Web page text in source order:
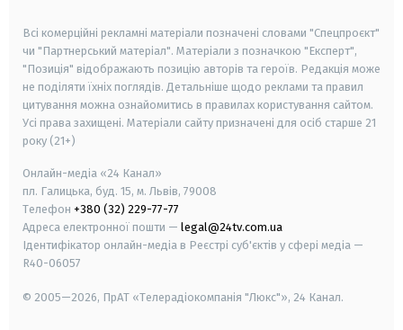
Всі комерційні рекламні матеріали позначені словами "Спецпроєкт"
чи "Партнерський матеріал". Матеріали з позначкою "Експерт",
"Позиція" відображають позицію авторів та героїв. Редакція може
не поділяти їхніх поглядів. Детальніше щодо реклами та правил
цитування можна ознайомитись в правилах користування сайтом.
Усі права захищені. Матеріали сайту призначені для осіб старше 21
року (21+)
Онлайн-медіа «24 Канал»
пл. Галицька, буд. 15, м. Львів, 79008
Телефон +380 (32) 229-77-77
Адреса електронної пошти — legal@24tv.com.ua
Ідентифікатор онлайн-медіа в Реєстрі суб'єктів у сфері медіа —
R40-06057
© 2005—2026, ПрАТ «Телерадіокомпанія "Люкс"», 24 Канал.